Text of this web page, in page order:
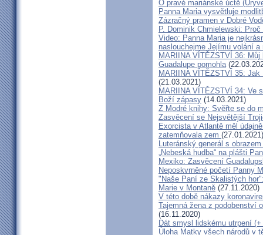
O pravé mariánské úctě
Panna Maria vysvětluje
Zázračný pramen v Dobré
P. Dominik Chmielewski:
Video: Panna Maria je
naslouchejme Jejímu volání
MARIINA VÍTĚZSTVÍ 36:
Guadalupe pomohla
MARIINA VÍTĚZSTVÍ 35:
(21.03.2021)
MARIINA VÍTĚZSTVÍ 34: Ve
Boží zápasy (14.03.2021)
Z Modré knihy: Svěřte se do
Zasvěcení se Nejsvětější
Exorcista v Atlantě měl
zatemňovala zem (27.01.2021)
Luteránský generál s
„Nebeská hudba“ na plášti
Mexiko: Zasvěcení
Neposkvrněné početí Panny
"Naše Paní ze Skalistých
Marie v Montaně (27.11.2020)
V této době nákazy
Tajemná žena z podobenství
(16.11.2020)
Dát smysl lidskému utrpení (+
Úloha Matky všech národů v